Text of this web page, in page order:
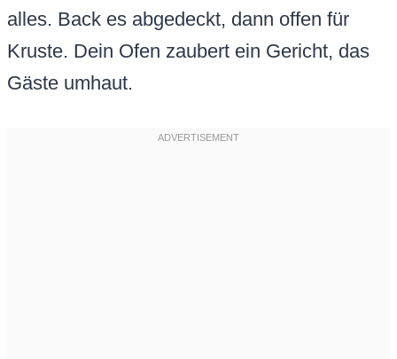
alles. Back es abgedeckt, dann offen für
Kruste. Dein Ofen zaubert ein Gericht, das
Gäste umhaut.